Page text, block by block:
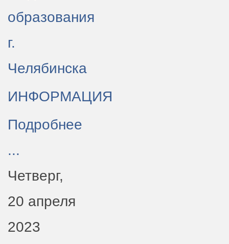
образования
г.
Челябинска
ИНФОРМАЦИЯ
Подробнее
...
Четверг,
20 апреля
2023